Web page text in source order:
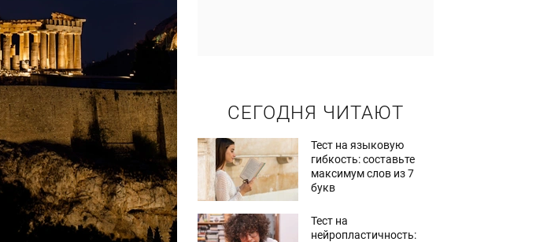
СЕГОДНЯ ЧИТАЮТ
Тест на языковую
гибкость: составьте
максимум слов из 7
букв
Тест на
нейропластичность: